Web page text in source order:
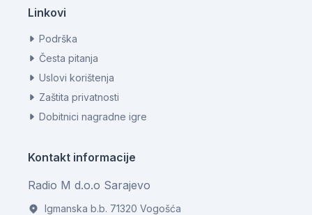
Linkovi
Podrška
Česta pitanja
Uslovi korištenja
Zaštita privatnosti
Dobitnici nagradne igre
Kontakt informacije
Radio M d.o.o Sarajevo
Igmanska b.b. 71320 Vogošća